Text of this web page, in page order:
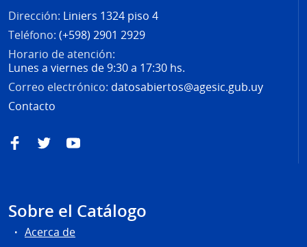
Dirección: Liniers 1324 piso 4
Teléfono: (+598) 2901 2929
Horario de atención:
Lunes a viernes de 9:30 a 17:30 hs.
Correo electrónico: datosabiertos@agesic.gub.uy
Contacto
FacebookTwitterYouTube
Sobre el Catálogo
Acerca de